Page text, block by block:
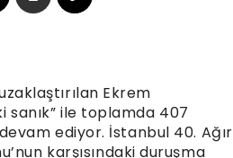
Ekrem
sanık” ile toplamda 407
ediyor. İstanbul 40. Ağır
karşısındaki duruşma